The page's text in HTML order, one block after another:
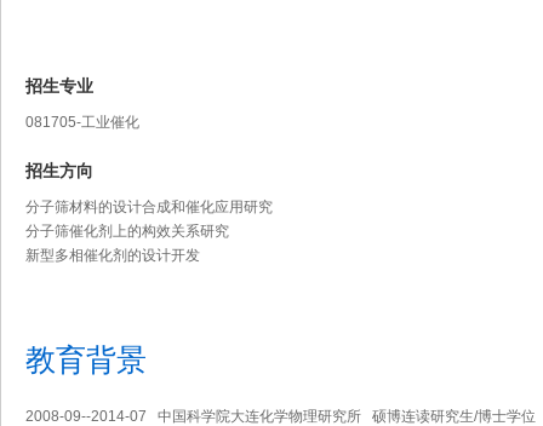
招生专业
081705-工业催化
招生方向
分子筛材料的设计合成和催化应用研究
分子筛催化剂上的构效关系研究
新型多相催化剂的设计开发
教育背景
2008-09--2014-07 中国科学院大连化学物理研究所 硕博连读研究生/博士学位